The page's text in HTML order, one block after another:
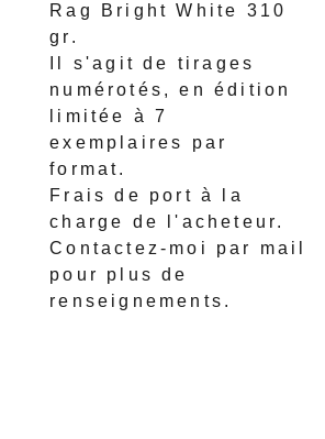
Rag Bright White 310
gr.
Il s'agit de tirages
numérotés, en édition
limitée à 7
exemplaires par
format.
Frais de port à la
charge de l'acheteur.
Contactez-moi par mail
pour plus de
renseignements.